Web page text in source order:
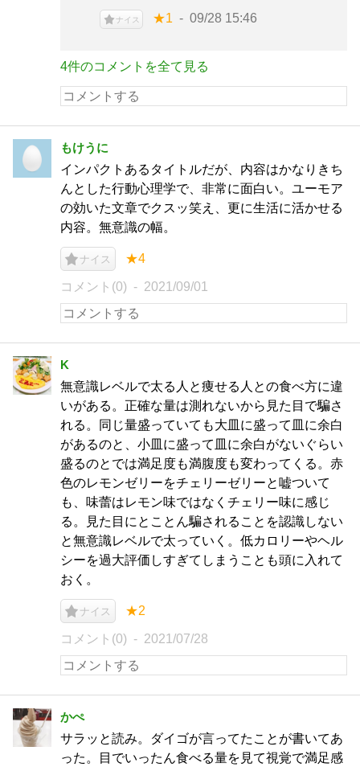
ナイス ★1 09/28 15:46
4件のコメントを全て見る
もけうに
インパクトあるタイトルだが、内容はかなりきち
んとした行動心理学で、非常に面白い。ユーモア
の効いた文章でクスッ笑え、更に生活に活かせる
内容。無意識の幅。
ナイス ★4
コメント(0) 2021/09/01
K
無意識レベルで太る人と痩せる人との食べ方に違
いがある。正確な量は測れないから見た目で騙さ
れる。同じ量盛っていても大皿に盛って皿に余白
があるのと、小皿に盛って皿に余白がないぐらい
盛るのとでは満足度も満腹度も変わってくる。赤
色のレモンゼリーをチェリーゼリーと嘘ついて
も、味蕾はレモン味ではなくチェリー味に感じ
る。見た目にとことん騙されることを認識しない
と無意識レベルで太っていく。低カロリーやヘル
シーを過大評価しすぎてしまうことも頭に入れて
おく。
ナイス ★2
コメント(0) 2021/07/28
かぺ
サラッと読み。ダイゴが言ってたことが書いてあ
った。目でいったん食べる量を見て視覚で満足感